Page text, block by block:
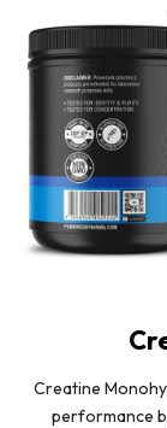
Creatine
performance